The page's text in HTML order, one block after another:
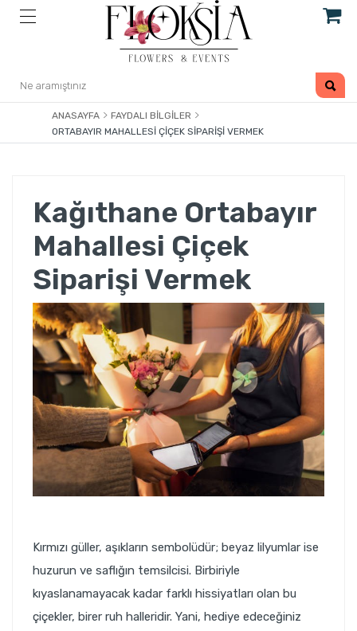
ANASAYFA
FAYDALI BILGILER
ORTABAYIR MAHALLESI ÇIÇEK SIPARIŞI VERMEK
Kağıthane Ortabayır
Mahallesi Çiçek
Siparişi Vermek
Kırmızı güller, aşıkların sembolüdür; beyaz lilyumlar ise
huzurun ve saflığın temsilcisi. Birbiriyle
kıyaslanamayacak kadar farklı hissiyatları olan bu
çiçekler, birer ruh halleridir. Yani, hediye edeceğiniz